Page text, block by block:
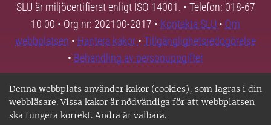
Denna webbplats använder kakor (cookies), som lagras i din
webbläsare. Vissa kakor är nödvändiga för att webbplatsen
ska fungera korrekt. Andra är valbara.
SLU är miljöcertifierat enligt ISO 14001. • Telefon: 018-67
10 00 • Org nr: 202100-2817 • Kontakta SLU • Om
webbplatsen • Hantera kakor • Tillgänglighetsredogörelse
• Behandling av personuppgifter